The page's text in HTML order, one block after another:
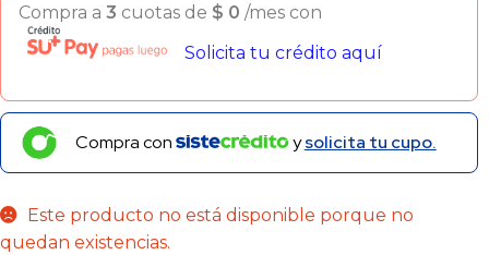
Compra a 3 cuotas de $ 0 /mes con
Solicita tu crédito aquí
Compra con ysolicita tu cupo.
Este producto no está disponible porque no
quedan existencias.